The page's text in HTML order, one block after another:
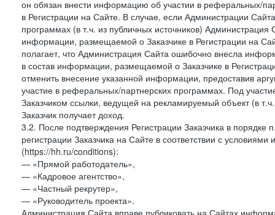
он обязан внести информацию об участии в реферальных/
в Регистрации на Сайте. В случае, если Администрации
программах (в т.ч. из публичных источников)
информации, размещаемой о Заказчике в Регистрации на
полагает, что Администрация Сайта ошибочно внесла
в состав информации, размещаемой о Заказчике в
отменить внесение указанной информации, предоставив
участие в реферальных/партнерских программах. Под
Заказчиком ссылки, ведущей на рекламируемый объект (в
Заказчик получает доход.
3.2. После подтверждения Регистрации Заказчика в
регистрации Заказчика на Сайте в соответствии с
(https://hh.ru/conditions):
— «Прямой работодатель»,
— «Кадровое агентство»,
— «Частный рекрутер»,
— «Руководитель проекта».
Администрация Сайта вправе публиковать на Сайтах